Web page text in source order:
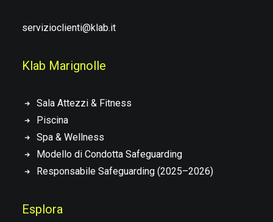
servizioclienti@klab.it
Klab Marignolle
Sala Attezzi & Fitness
Piscina
Spa & Wellness
Modello di Condotta Safeguarding
Responsabile Safeguarding (2025–2026)
Esplora